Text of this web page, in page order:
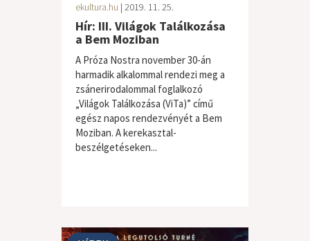
ekultura.hu | 2019. 11. 25.
Hír: III. Világok Találkozása
a Bem Moziban
A Próza Nostra november 30-án
harmadik alkalommal rendezi meg a
zsánerirodalommal foglalkozó
„Világok Találkozása (ViTa)” című
egész napos rendezvényét a Bem
Moziban. A kerekasztal-
beszélgetéseken...